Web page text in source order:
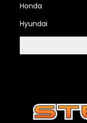
Honda
Hyundai